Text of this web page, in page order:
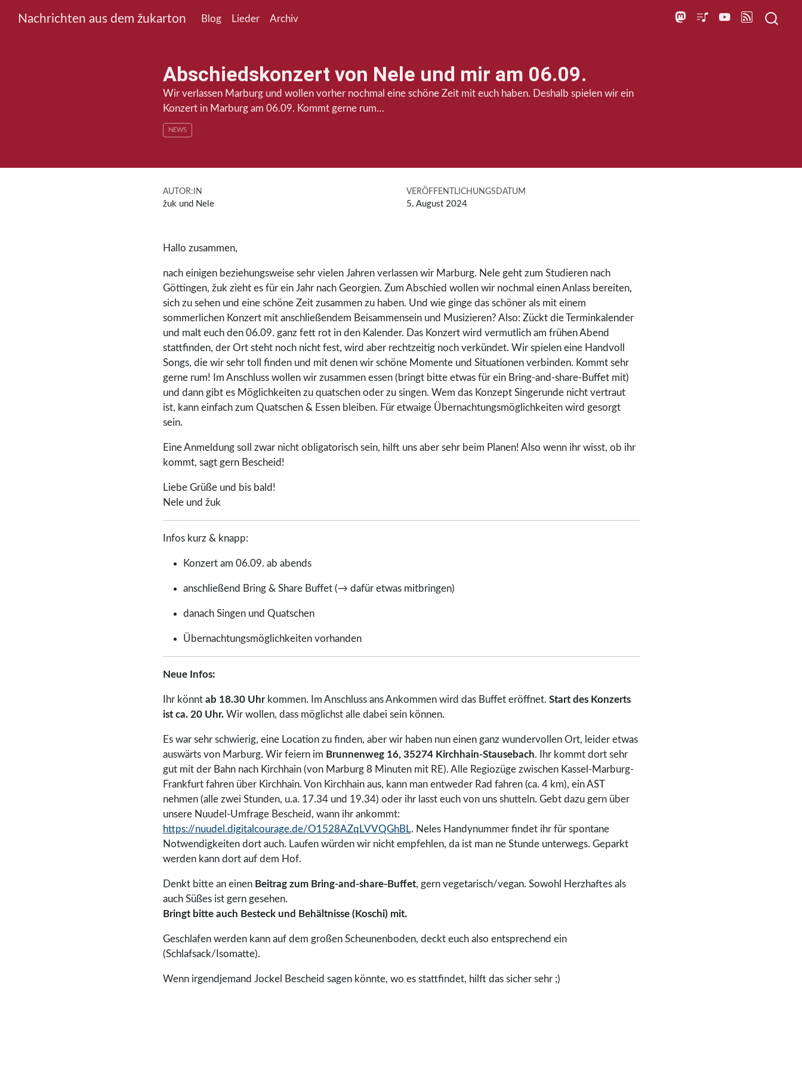
Nachrichten aus dem žukarton Blog Lieder Archiv
Abschiedskonzert von Nele und mir am 06.09.
Wir verlassen Marburg und wollen vorher nochmal eine schöne Zeit mit euch haben. Deshalb spielen wir ein
Konzert in Marburg am 06.09. Kommt gerne rum…
NEWS
AUTOR:IN
žuk und Nele
VERÖFFENTLICHUNGSDATUM
5. August 2024
Hallo zusammen,
nach einigen beziehungsweise sehr vielen Jahren verlassen wir Marburg. Nele geht zum Studieren nach
Göttingen, žuk zieht es für ein Jahr nach Georgien. Zum Abschied wollen wir nochmal einen Anlass bereiten,
sich zu sehen und eine schöne Zeit zusammen zu haben. Und wie ginge das schöner als mit einem
sommerlichen Konzert mit anschließendem Beisammensein und Musizieren? Also: Zückt die Terminkalender
und malt euch den 06.09. ganz fett rot in den Kalender. Das Konzert wird vermutlich am frühen Abend
stattfinden, der Ort steht noch nicht fest, wird aber rechtzeitig noch verkündet. Wir spielen eine Handvoll
Songs, die wir sehr toll finden und mit denen wir schöne Momente und Situationen verbinden. Kommt sehr
gerne rum! Im Anschluss wollen wir zusammen essen (bringt bitte etwas für ein Bring-and-share-Buffet mit)
und dann gibt es Möglichkeiten zu quatschen oder zu singen. Wem das Konzept Singerunde nicht vertraut
ist, kann einfach zum Quatschen & Essen bleiben. Für etwaige Übernachtungsmöglichkeiten wird gesorgt
sein.
Eine Anmeldung soll zwar nicht obligatorisch sein, hilft uns aber sehr beim Planen! Also wenn ihr wisst, ob ihr
kommt, sagt gern Bescheid!
Liebe Grüße und bis bald!
Nele und žuk
Infos kurz & knapp:
Konzert am 06.09. ab abends
anschließend Bring & Share Buffet (→ dafür etwas mitbringen)
danach Singen und Quatschen
Übernachtungsmöglichkeiten vorhanden
Neue Infos:
Ihr könnt ab 18.30 Uhrkommen. Im Anschluss ans Ankommen wird das Buffet eröffnet. Start des Konzerts
ist ca. 20 Uhr.Wir wollen, dass möglichst alle dabei sein können.
Es war sehr schwierig, eine Location zu finden, aber wir haben nun einen ganz wundervollen Ort, leider etwas
auswärts von Marburg. Wir feiern im Brunnenweg 16, 35274 Kirchhain-Stausebach. Ihr kommt dort sehr
gut mit der Bahn nach Kirchhain (von Marburg 8 Minuten mit RE). Alle Regiozüge zwischen Kassel-Marburg-
Frankfurt fahren über Kirchhain. Von Kirchhain aus, kann man entweder Rad fahren (ca. 4 km), ein AST
nehmen (alle zwei Stunden, u.a. 17.34 und 19.34) oder ihr lasst euch von uns shutteln. Gebt dazu gern über
unsere Nuudel-Umfrage Bescheid, wann ihr ankommt:
https://nuudel.digitalcourage.de/O1528AZqLVVQGhBL. Neles Handynummer findet ihr für spontane
Notwendigkeiten dort auch. Laufen würden wir nicht empfehlen, da ist man ne Stunde unterwegs. Geparkt
werden kann dort auf dem Hof.
Denkt bitte an einen Beitrag zum Bring-and-share-Buffet, gern vegetarisch/vegan. Sowohl Herzhaftes als
auch Süßes ist gern gesehen.
Bringt bitte auch Besteck und Behältnisse (Koschi) mit.
Geschlafen werden kann auf dem großen Scheunenboden, deckt euch also entsprechend ein
(Schlafsack/Isomatte).
Wenn irgendjemand Jockel Bescheid sagen könnte, wo es stattfindet, hilft das sicher sehr ;)